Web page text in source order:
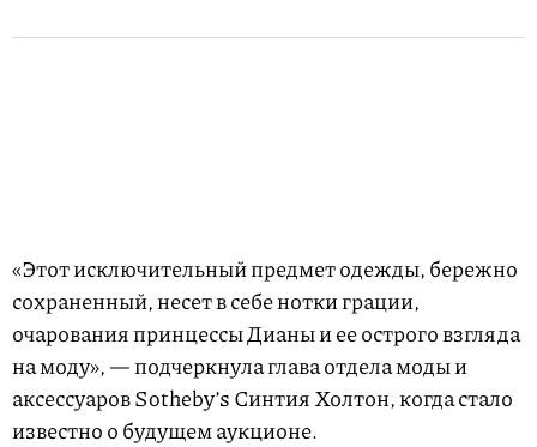
«Этот исключительный предмет одежды, бережно
сохраненный, несет в себе нотки грации,
очарования принцессы Дианы и ее острого взгляда
на моду», — подчеркнула глава отдела моды и
аксессуаров Sotheby’s Синтия Холтон, когда стало
известно о будущем аукционе.